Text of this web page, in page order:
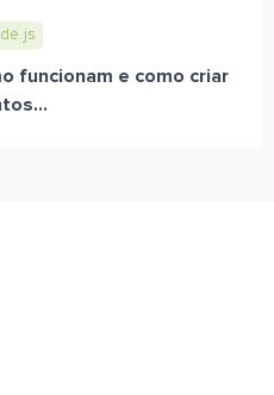
funcionam e como criar